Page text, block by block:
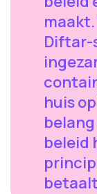
Diftar-
huis
beleid